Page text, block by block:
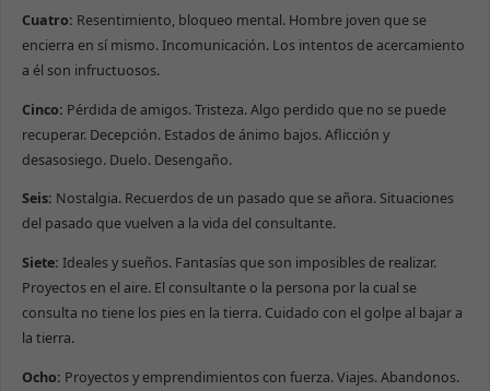
Cuatro: Resentimiento, bloqueo mental. Hombre joven que se
encierra en sí mismo. Incomunicación. Los intentos de acercamiento
a él son infructuosos.
Cinco: Pérdida de amigos. Tristeza. Algo perdido que no se puede
recuperar. Decepción. Estados de ánimo bajos. Aflicción y
desasosiego. Duelo. Desengaño.
Seis: Nostalgia. Recuerdos de un pasado que se añora. Situaciones
del pasado que vuelven a la vida del consultante.
Siete: Ideales y sueños. Fantasías que son imposibles de realizar.
Proyectos en el aire. El consultante o la persona por la cual se
consulta no tiene los pies en la tierra. Cuidado con el golpe al bajar a
la tierra.
Ocho: Proyectos y emprendimientos con fuerza. Viajes. Abandonos.